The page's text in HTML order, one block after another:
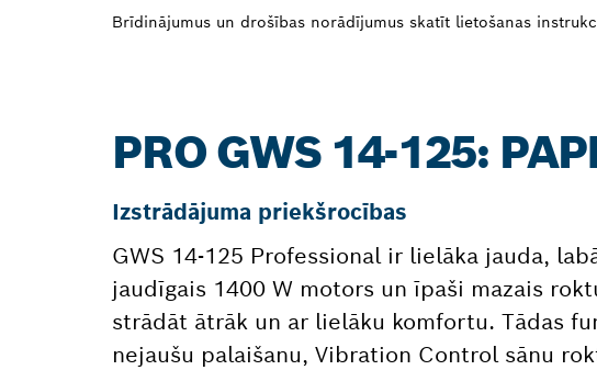
Brīdinājumus un drošības norādījumus skatīt lietošanas
PRO GWS 14-125:
Izstrādājuma priekšrocības
GWS 14-125 Professional ir lielāka jauda,
jaudīgais 1400 W motors un īpaši mazais
strādāt ātrāk un ar lielāku komfortu. Tādas
nejaušu palaišanu, Vibration Control sānu